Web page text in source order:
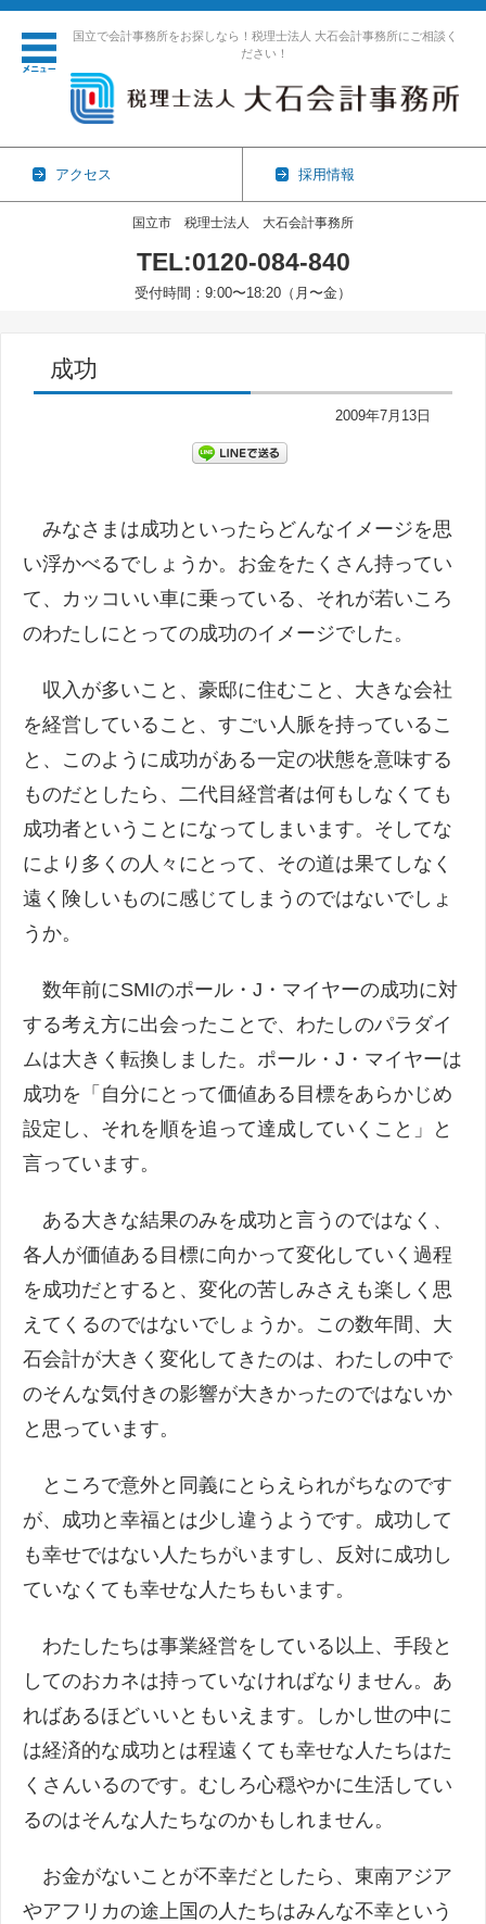
国立で会計事務所をお探しなら！税理士法人 大石会計事務所にご相談く
ださい！
アクセス 採用情報
国立市 税理士法人 大石会計事務所
TEL:0120-084-840
受付時間：9:00〜18:20（月〜金）
成功
2009年7月13日
みなさまは成功といったらどんなイメージを思
い浮かべるでしょうか。お金をたくさん持ってい
て、カッコいい車に乗っている、それが若いころ
のわたしにとっての成功のイメージでした。
収入が多いこと、豪邸に住むこと、大きな会社
を経営していること、すごい人脈を持っているこ
と、このように成功がある一定の状態を意味する
ものだとしたら、二代目経営者は何もしなくても
成功者ということになってしまいます。そしてな
により多くの人々にとって、その道は果てしなく
遠く険しいものに感じてしまうのではないでしょ
うか。
数年前にSMIのポール・J・マイヤーの成功に対
する考え方に出会ったことで、わたしのパラダイ
ムは大きく転換しました。ポール・J・マイヤーは
成功を「自分にとって価値ある目標をあらかじめ
設定し、それを順を追って達成していくこと」と
言っています。
ある大きな結果のみを成功と言うのではなく、
各人が価値ある目標に向かって変化していく過程
を成功だとすると、変化の苦しみさえも楽しく思
えてくるのではないでしょうか。この数年間、大
石会計が大きく変化してきたのは、わたしの中で
のそんな気付きの影響が大きかったのではないか
と思っています。
ところで意外と同義にとらえられがちなのです
が、成功と幸福とは少し違うようです。成功して
も幸せではない人たちがいますし、反対に成功し
ていなくても幸せな人たちもいます。
わたしたちは事業経営をしている以上、手段と
してのおカネは持っていなければなりません。あ
ればあるほどいいともいえます。しかし世の中に
は経済的な成功とは程遠くても幸せな人たちはた
くさんいるのです。むしろ心穏やかに生活してい
るのはそんな人たちなのかもしれません。
お金がないことが不幸だとしたら、東南アジア
やアフリカの途上国の人たちはみんな不幸という